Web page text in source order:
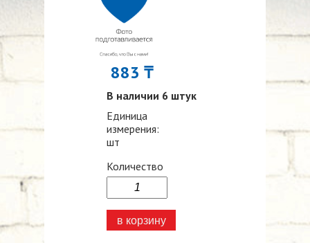
883 ₸
В наличии 6 штук
Единица
измерения:
шт
Количество